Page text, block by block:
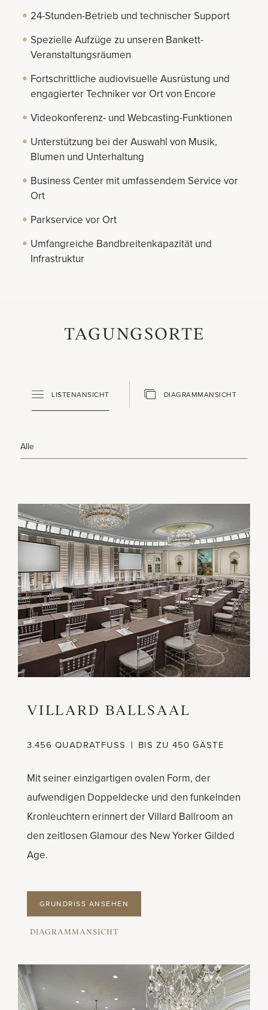
24-Stunden-Betrieb und technischer Support
Spezielle Aufzüge zu unseren Bankett-
Veranstaltungsräumen
Fortschrittliche audiovisuelle Ausrüstung und
engagierter Techniker vor Ort von Encore
Videokonferenz- und Webcasting-Funktionen
Unterstützung bei der Auswahl von Musik,
Blumen und Unterhaltung
Business Center mit umfassendem Service vor
Ort
Parkservice vor Ort
Umfangreiche Bandbreitenkapazität und
Infrastruktur
TAGUNGSORTE
LISTENANSICHT DIAGRAMMANSICHT
VILLARD BALLSAAL
3.456 QUADRATFUSS BIS ZU 450 GÄSTE
Mit seiner einzigartigen ovalen Form, der
aufwendigen Doppeldecke und den funkelnden
Kronleuchtern erinnert der Villard Ballroom an
den zeitlosen Glamour des New Yorker Gilded
Age.
GRUNDRISS ANSEHEN
DIAGRAMMANSICHT